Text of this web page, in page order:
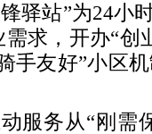
驿站”为24小
求，开办“创
手友好”小区
服务从“刚需